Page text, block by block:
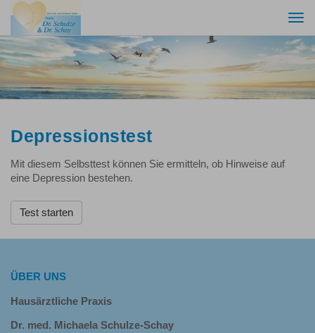
Depressionstest
Mit diesem Selbsttest können Sie ermitteln, ob Hinweise auf
eine Depression bestehen.
Test starten
ÜBER UNS
Hausärztliche Praxis
Dr. med. Michaela Schulze-Schay